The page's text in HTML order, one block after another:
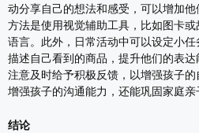
动分享自己的想法和感受，可以增加
方法是使用视觉辅助工具，比如图卡
语言。此外，日常活动中可以设定小
描述自己看到的商品，提升他们的表
注意及时给予积极反馈，以增强孩子
增强孩子的沟通能力，还能巩固家庭亲
结论